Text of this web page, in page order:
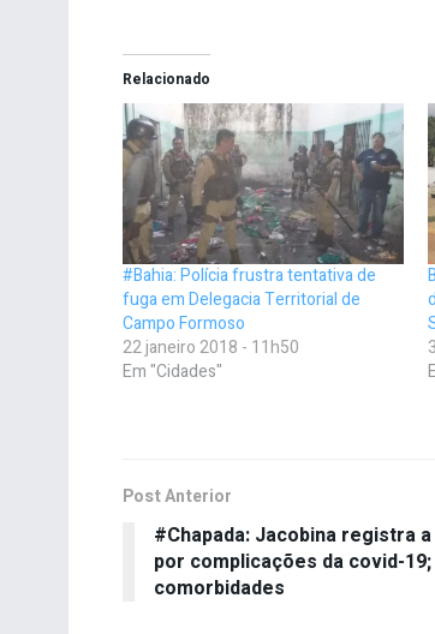
Relacionado
#Bahia: Polícia frustra tentativa de
fuga em Delegacia Territorial de
Campo Formoso
22 janeiro 2018 - 11h50
Em "Cidades"
Post Anterior
#Chapada: Jacobina registra
por complicações da covid-
comorbidades